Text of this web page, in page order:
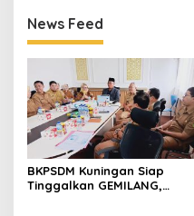
News Feed
BKPSDM Kuningan Siap
Tinggalkan GEMILANG,